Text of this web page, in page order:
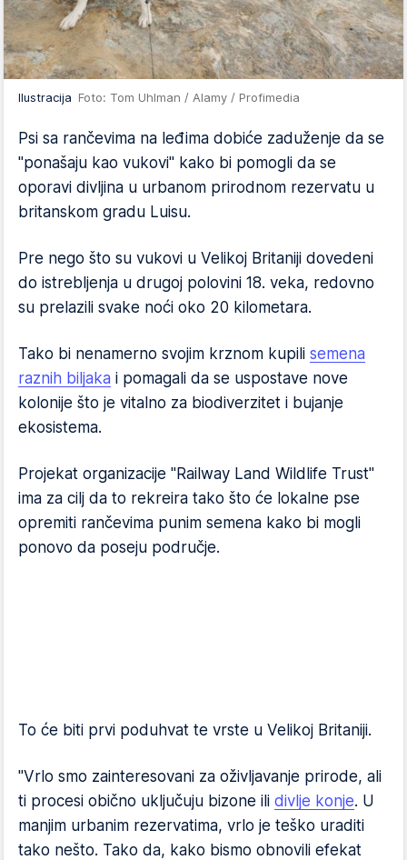
Ilustracija Foto: Tom Uhlman / Alamy / Profimedia
Psi sa rančevima na leđima dobiće zaduženje da se
"ponašaju kao vukovi" kako bi pomogli da se
oporavi divljina u urbanom prirodnom rezervatu u
britanskom gradu Luisu.
Pre nego što su vukovi u Velikoj Britaniji dovedeni
do istrebljenja u drugoj polovini 18. veka, redovno
su prelazili svake noći oko 20 kilometara.
Tako bi nenamerno svojim krznom kupili semena
raznih biljaka i pomagali da se uspostave nove
kolonije što je vitalno za biodiverzitet i bujanje
ekosistema.
Projekat organizacije "Railway Land Wildlife Trust"
ima za cilj da to rekreira tako što će lokalne pse
opremiti rančevima punim semena kako bi mogli
ponovo da poseju područje.
To će biti prvi poduhvat te vrste u Velikoj Britaniji.
"Vrlo smo zainteresovani za oživljavanje prirode, ali
ti procesi obično uključuju bizone ili divlje konje. U
manjim urbanim rezervatima, vrlo je teško uraditi
tako nešto. Tako da, kako bismo obnovili efekat